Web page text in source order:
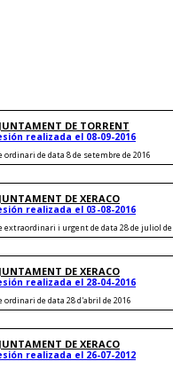
DE TORRENT
realizada el 08-09-2016
ordinari de data 8 de setembre de 2016
DE XERACO
realizada el 03-08-2016
extraordinari i urgent de data 28 de juliol de
DE XERACO
realizada el 28-04-2016
ordinari de data 28 d'abril de 2016
DE XERACO
realizada el 26-07-2012